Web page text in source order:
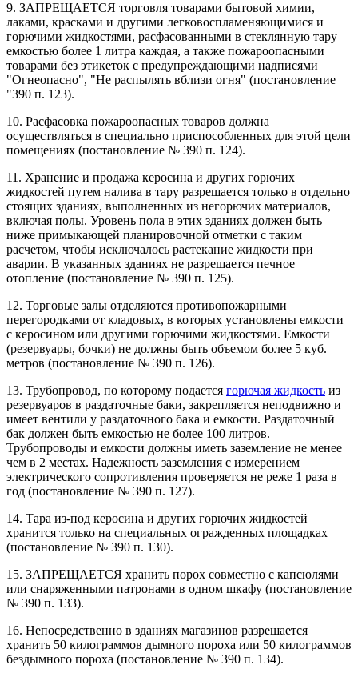
9. ЗАПРЕЩАЕТСЯ торговля товарами бытовой химии,
лаками, красками и другими легковоспламеняющимися и
горючими жидкостями, расфасованными в стеклянную тару
емкостью более 1 литра каждая, а также пожароопасными
товарами без этикеток с предупреждающими надписями
"Огнеопасно", "Не распылять вблизи огня" (постановление
"390 п. 123).
10. Расфасовка пожароопасных товаров должна
осуществляться в специально приспособленных для этой цели
помещениях (постановление № 390 п. 124).
11. Хранение и продажа керосина и других горючих
жидкостей путем налива в тару разрешается только в отдельно
стоящих зданиях, выполненных из негорючих материалов,
включая полы. Уровень пола в этих зданиях должен быть
ниже примыкающей планировочной отметки с таким
расчетом, чтобы исключалось растекание жидкости при
аварии. В указанных зданиях не разрешается печное
отопление (постановление № 390 п. 125).
12. Торговые залы отделяются противопожарными
перегородками от кладовых, в которых установлены емкости
с керосином или другими горючими жидкостями. Емкости
(резервуары, бочки) не должны быть объемом более 5 куб.
метров (постановление № 390 п. 126).
13. Трубопровод, по которому подается горючая жидкость из
резервуаров в раздаточные баки, закрепляется неподвижно и
имеет вентили у раздаточного бака и емкости. Раздаточный
бак должен быть емкостью не более 100 литров.
Трубопроводы и емкости должны иметь заземление не менее
чем в 2 местах. Надежность заземления с измерением
электрического сопротивления проверяется не реже 1 раза в
год (постановление № 390 п. 127).
14. Тара из-под керосина и других горючих жидкостей
хранится только на специальных огражденных площадках
(постановление № 390 п. 130).
15. ЗАПРЕЩАЕТСЯ хранить порох совместно с капсюлями
или снаряженными патронами в одном шкафу (постановление
№ 390 п. 133).
16. Непосредственно в зданиях магазинов разрешается
хранить 50 килограммов дымного пороха или 50 килограммов
бездымного пороха (постановление № 390 п. 134).